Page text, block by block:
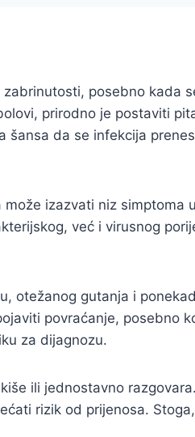
posebno kada
prirodno je postaviti
šansa da se infekcija
izazvati niz simptoma
već i virusnog
otežanog gutanja i
povraćanje, posebno
za dijagnozu.
ili jednostavno
rizik od prijenosa.